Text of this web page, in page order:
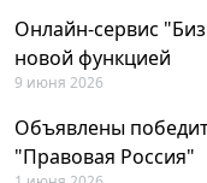
Онлайн-сервис
новой функцией
9 июня 2026
Объявлены
"Правовая Россия"